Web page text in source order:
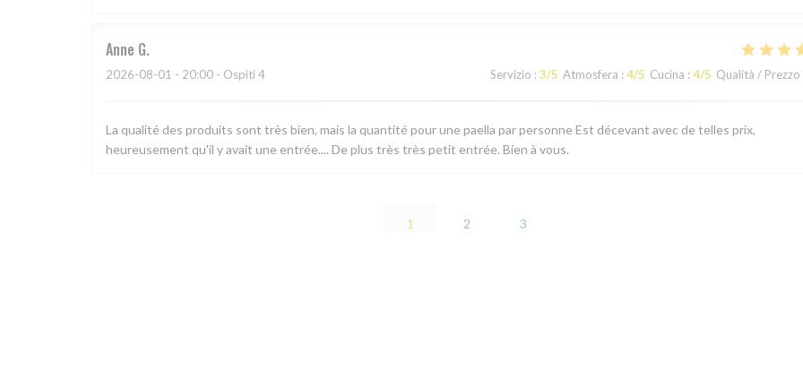
Anne G
2026-08-01 - 20:00 - Ospiti 4 Servizio : 3/5 Atmosfera : 4/5 Cucina : 4/5 Qualità / Prezzo
La qualité des produits sont très bien, mais la quantité pour une paella par personne Est décevant avec de telles prix,
heureusement qu'il y avait une entrée.... De plus très très petit entrée. Bien à vous.
1 2 3